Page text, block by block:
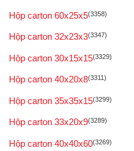
Hộp carton 60x25x5(3358)
Hộp carton 32x23x3(3347)
Hộp carton 30x15x15(3329)
Hộp carton 40x20x8(3311)
Hộp carton 35x35x15(3299)
Hộp carton 33x20x9(3289)
Hộp carton 40x40x60(3269)